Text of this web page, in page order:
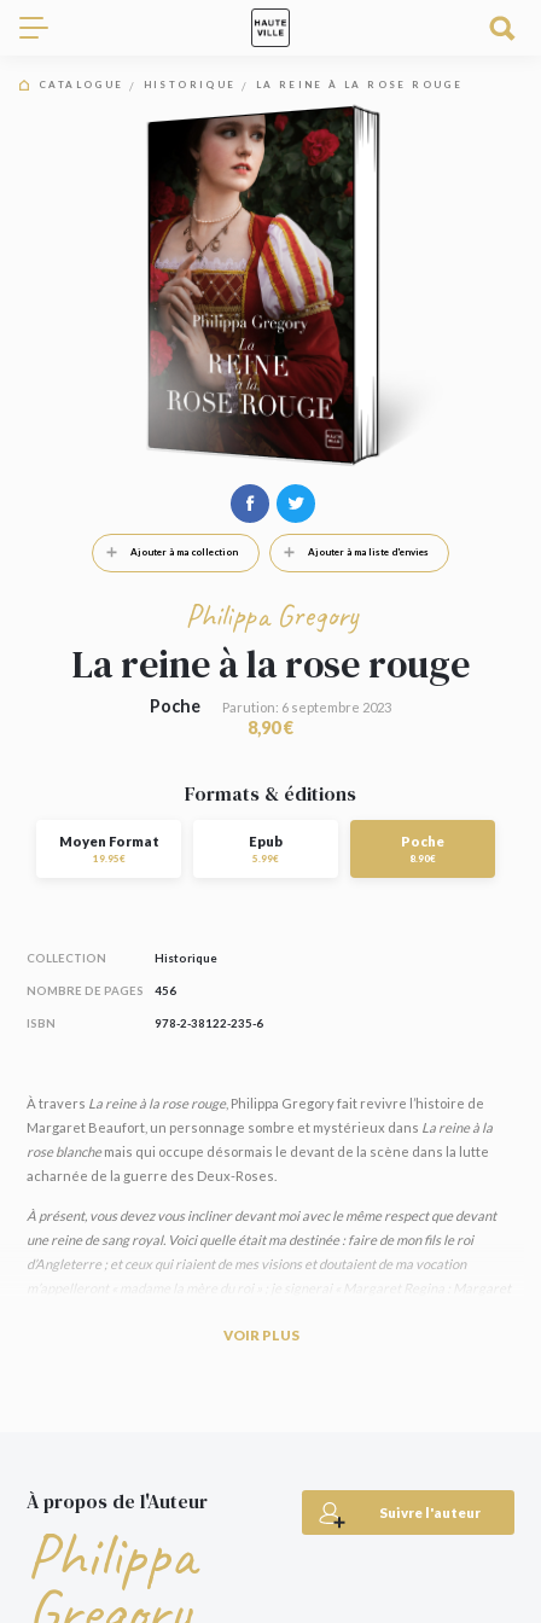
CATALOGUE HISTORIQUE LA REINE À LA ROSE ROUGE
Ajouter à ma collection Ajouter à ma liste d'envies
Philippa Gregory
La reine à la rose rouge
Poche Parution: 6 septembre 2023
8,90 €
Formats & éditions
Moyen Format
19.95€
Epub
5.99€
Poche
8.90€
COLLECTION Historique
NOMBRE DE PAGES 456
ISBN 978-2-38122-235-6
À travers La reine à la rose rouge, Philippa Gregory fait revivre l’histoire de
Margaret Beaufort, un personnage sombre et mystérieux dans La reine à la
rose blanchemais qui occupe désormais le devant de la scène dans la lutte
acharnée de la guerre des Deux-Roses.
À présent, vous devez vous incliner devant moi avec le même respect que devant
une reine de sang royal. Voici quelle était ma destinée : faire de mon fils le roi
d’Angleterre ; et ceux qui riaient de mes visions et doutaient de ma vocation
m’appelleront « madame la mère du roi » ; je signerai « Margaret Regina : Margaret
de fiançailles entre Henri et la fille d’Élisabeth. Elles unissent alors les deux
familles et mettent un terme une fois pour toutes à l’une des guerres les plus
cruelles du royaume en fondant la célèbre dynastie des Tudors.
Deux maisons qui s’entredéchirent. Le trône d’Angleterre est en jeu. La
sanglante guerre des Deux-Roses a commencé. Philippa Gregory, autrice
VOIR PLUS
Suivre l'auteur
À propos de l'Auteur
Philippa